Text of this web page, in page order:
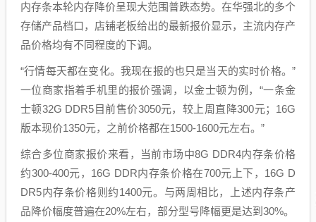
内存条本轮内存降价呈现大范围普跌态势。在华强北的多个
存储产品档口，店铺老板给出的最新报价显示，主流内存产
品价格均有不同程度的下调。
“行情每天都在变化。我现在报的也只是当天的实时价格。”
一位商家指着手机里的报价强调，以金士顿为例，“一条金
士顿32G DDR5目前售价3050元，较上周直降300元；16G
版本现价1350元，之前价格都在1500-1600元左右。”
综合多位商家报价来看，当前市场中8G DDR4内存条价格
约300-400元，16G DDR内存条价格在700元上下，16G D
DR5内存条价格则约1400元。与两周相比，上述内存条产
品降价幅度普遍在20%左右，部分型号降幅更是达到30%。